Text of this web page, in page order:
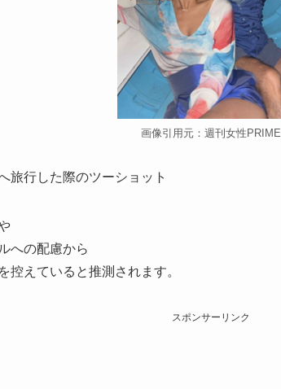
画像引用元：週刊女性PRIME
旅行した際のツーショット
への配慮から
控えていると推測されます。
スポンサーリンク